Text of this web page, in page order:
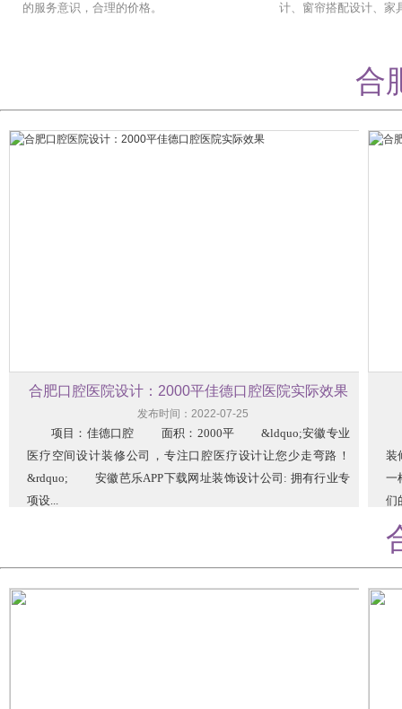
的服务意识，合理的价格。
计、窗帘搭配设计、
合
合肥口腔医院设计：2000平佳德口腔医院实际效果
发布时间：2022-07-25
项目：佳德口腔 面积：2000平 &ldquo;安徽专业
医疗空间设计装修公司，专注口腔医疗设计让您少走弯路！
&rdquo; 安徽芭乐APP下载网址装饰设计公司: 拥有行业专
项设...
装
一
们